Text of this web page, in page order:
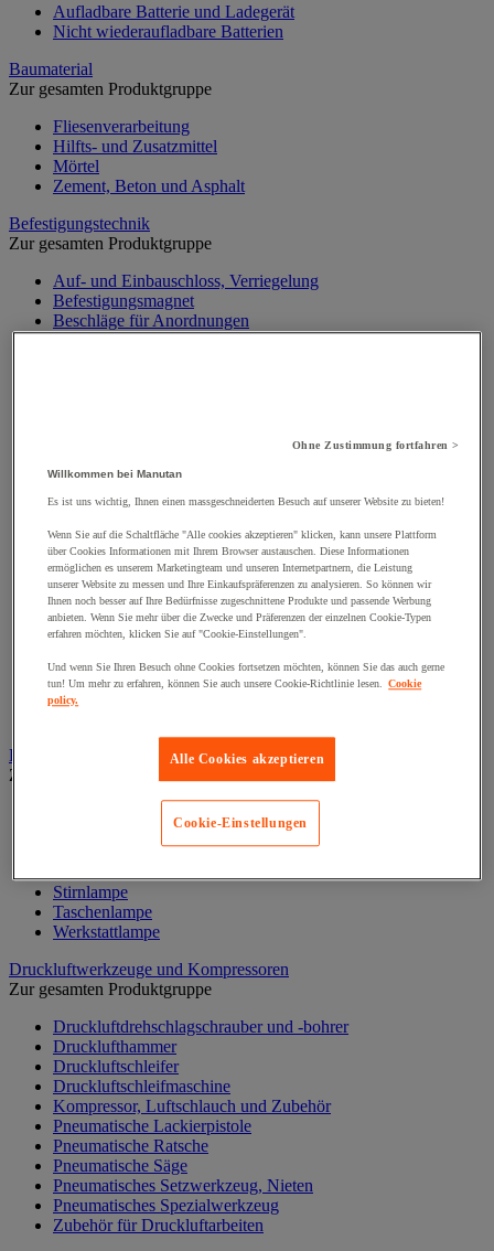
Aufladbare Batterie und Ladegerät
Nicht wiederaufladbare Batterien
Baumaterial
Zur gesamten Produktgruppe
Fliesenverarbeitung
Hilfts- und Zusatzmittel
Mörtel
Zement, Beton und Asphalt
Befestigungstechnik
Zur gesamten Produktgruppe
Auf- und Einbauschloss, Verriegelung
Befestigungsmagnet
Beschläge für Anordnungen
Bolzen
Nivellierungsfuß
Scharniere
Schraube
Schraubstange
Spitzen, Nägel und Heftklammern
Stifte und Dübel
Tür-, Fenster- und Möbelgriff
Türbänder und-Türangeln
Verbindungsstück, Einlage, Feder und Gewindeeinsatz
Vibrationsschutz
Beleuchtung
Zur gesamten Produktgruppe
Innen- und Außenbeleuchtung
Stirnlampe
Taschenlampe
Werkstattlampe
Druckluftwerkzeuge und Kompressoren
Zur gesamten Produktgruppe
Druckluftdrehschlagschrauber und -bohrer
Drucklufthammer
Druckluftschleifer
Druckluftschleifmaschine
Kompressor, Luftschlauch und Zubehör
Pneumatische Lackierpistole
Pneumatische Ratsche
Pneumatische Säge
Pneumatisches Setzwerkzeug, Nieten
Pneumatisches Spezialwerkzeug
Zubehör für Druckluftarbeiten
Ohne Zustimmung fortfahren >
Willkommen bei Manutan
Es ist uns wichtig, Ihnen einen massgeschneiderten Besuch auf unserer Website zu bieten!
Wenn Sie auf die Schaltfläche "Alle cookies akzeptieren" klicken, kann unsere Plattform
über Cookies Informationen mit Ihrem Browser austauschen. Diese Informationen
ermöglichen es unserem Marketingteam und unseren Internetpartnern, die Leistung
unserer Website zu messen und Ihre Einkaufspräferenzen zu analysieren. So können wir
Ihnen noch besser auf Ihre Bedürfnisse zugeschnittene Produkte und passende Werbung
anbieten. Wenn Sie mehr über die Zwecke und Präferenzen der einzelnen Cookie-Typen
erfahren möchten, klicken Sie auf "Cookie-Einstellungen".
Und wenn Sie Ihren Besuch ohne Cookies fortsetzen möchten, können Sie das auch gerne
tun! Um mehr zu erfahren, können Sie auch unsere Cookie-Richtlinie lesen.
Cookie
policy.
Alle Cookies akzeptieren
Cookie-Einstellungen